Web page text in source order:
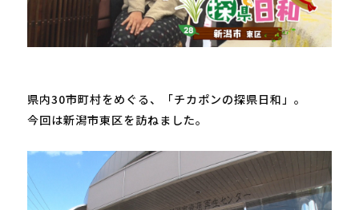
県内30市町村をめぐる、「チカポンの探県日和」。
今回は新潟市東区を訪ねました。